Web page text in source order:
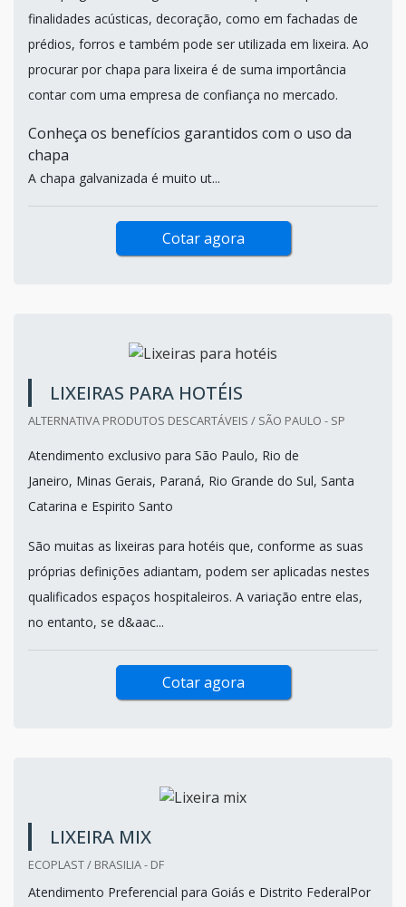
finalidades acústicas, decoração, como em fachadas de
prédios, forros e também pode ser utilizada em lixeira. Ao
procurar por chapa para lixeira é de suma importância
contar com uma empresa de confiança no mercado.
Conheça os benefícios garantidos com o uso da
chapa
A chapa galvanizada é muito ut...
Cotar agora
LIXEIRAS PARA HOTÉIS
ALTERNATIVA PRODUTOS DESCARTÁVEIS / SÃO PAULO - SP
Atendimento exclusivo para São Paulo, Rio de
Janeiro, Minas Gerais, Paraná, Rio Grande do Sul, Santa
Catarina e Espirito Santo
São muitas as lixeiras para hotéis que, conforme as suas
próprias definições adiantam, podem ser aplicadas nestes
qualificados espaços hospitaleiros. A variação entre elas,
no entanto, se d&aac...
Cotar agora
LIXEIRA MIX
ECOPLAST / BRASILIA - DF
Atendimento Preferencial para Goiás e Distrito FederalPor